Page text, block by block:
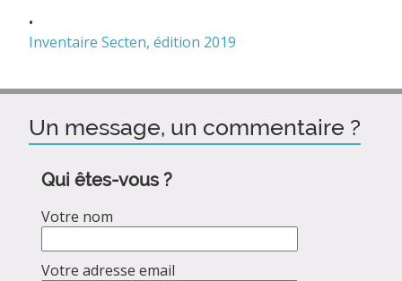
•
Inventaire Secten, édition 2019
Un message, un commentaire ?
Qui êtes-vous ?
Votre nom
Votre adresse email